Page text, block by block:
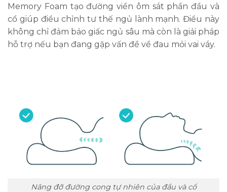
Memory Foam tạo đường viền ôm sát phần đầu và
cổ giúp điều chỉnh tư thế ngủ lành mạnh. Điều này
không chỉ đảm bảo giấc ngủ sâu mà còn là giải pháp
hỗ trợ nếu bạn đang gặp vấn đề về đau mỏi vai váy.
Nâng đỡ đường cong tự nhiên của đầu và cổ